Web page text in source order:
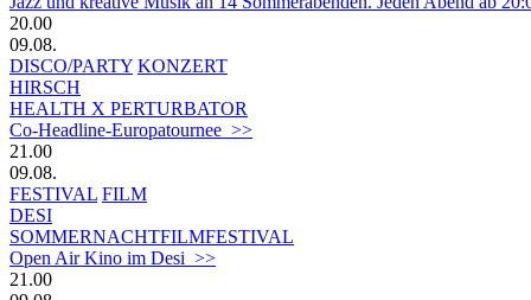
20.00
09.08.
DISCO/PARTY KONZERT
HIRSCH
HEALTH X PERTURBATOR
Co-Headline-Europatournee >>
21.00
09.08.
FESTIVAL FILM
DESI
SOMMERNACHTFILMFESTIVAL
Open Air Kino im Desi >>
21.00